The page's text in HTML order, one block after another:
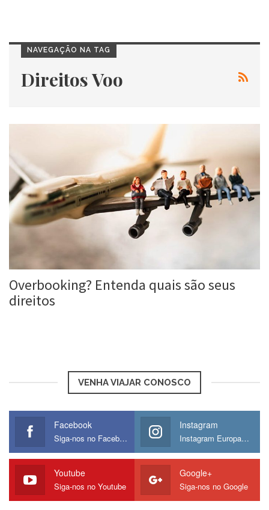
NAVEGAÇÃO NA TAG
Direitos Voo
Overbooking? Entenda quais são seus
direitos
VENHA VIAJAR CONOSCO
Facebook
Siga-nos no Facebook
Instagram
Instagram Europamos
Youtube
Siga-nos no Youtube
Google+
Siga-nos no Google